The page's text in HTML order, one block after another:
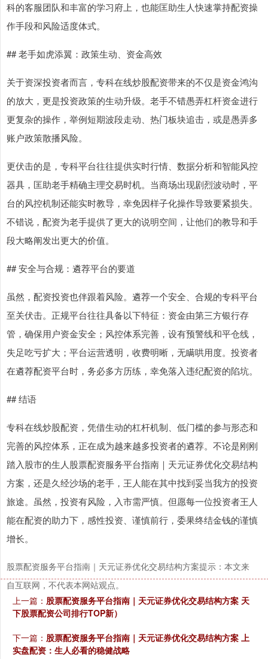
科的客服团队和丰富的学习府上，也能匡助生人快速掌持配资操
作手段和风险适度体式。
## 老手如虎添翼：政策生动、资金高效
关于资深投资者而言，专科在线炒股配资带来的不仅是资金鸿沟
的放大，更是投资政策的生动升级。老手不错愚弄杠杆资金进行
更复杂的操作，举例短期波段走动、热门板块追击，或是愚弄多
账户政策散播风险。
更伏击的是，专科平台往往提供实时行情、数据分析和智能风控
器具，匡助老手精确主理交易时机。当商场出现剧烈波动时，平
台的风控机制还能实时教导，幸免因样子化操作导致要紧损失。
不错说，配资为老手提供了更大的说明空间，让他们的教导和手
段大略阐发出更大的价值。
## 安全与合规：遴荐平台的要道
虽然，配资投资也伴跟着风险。遴荐一个安全、合规的专科平台
至关伏击。正规平台往往具备以下特征：资金由第三方银行存
管，确保用户资金安全；风控体系完善，设有预警线和平仓线，
失足吃亏扩大；平台运营透明，收费明晰，无瞒哄用度。投资者
在遴荐配资平台时，务必多方历练，幸免落入违纪配资的陷坑。
## 结语
专科在线炒股配资，凭借生动的杠杆机制、低门槛的参与形态和
完善的风控体系，正在成为越来越多投资者的遴荐。不论是刚刚
踏入股市的生人股票配资服务平台指南｜天元证券优化交易结构
方案，还是久经沙场的老手，王人能在其中找到妥当我方的投资
旅途。虽然，投资有风险，入市需严慎。但愿每一位投资者王人
能在配资的助力下，感性投资、谨慎前行，委果终结金钱的谨慎
增长。
股票配资服务平台指南｜天元证券优化交易结构方案提示：本文来
自互联网，不代表本网站观点。
上一篇： 股票配资服务平台指南｜天元证券优化交易结构方案 天
下股票配资公司排行TOP新）
下一篇： 股票配资服务平台指南｜天元证券优化交易结构方案 上
实盘配资：生人必看的稳健战略